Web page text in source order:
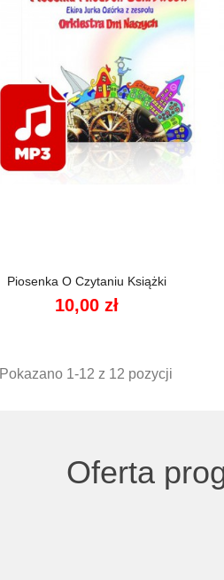
Piosenka O Czytaniu Książki
10,00 zł
Szybki podgląd
Pokazano 1-12 z 12 pozycji
Oferta